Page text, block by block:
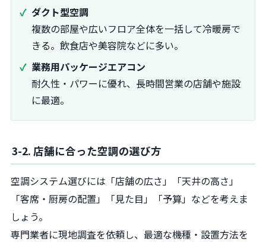
ダクト型空調
複数の部屋や広いフロア全体を一括して冷暖房で
きる。飲食店や美容院などに多い。
業務用パッケージエアコン
耐久性・パワーに優れ、長時間営業の店舗や施設
に最適。
3-2. 店舗に合った空調の選び方
空調システム選びには「店舗の広さ」「天井の高さ」
「客席・厨房の配置」「見た目」「予算」などを考えま
しょう。
専門業者に現地調査を依頼し、最適な機種・設置方法を